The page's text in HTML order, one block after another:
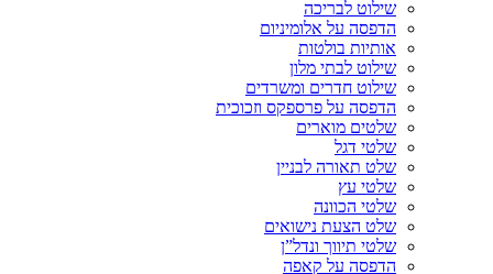
שילוט לבריכה
הדפסה על אלומיניום
אותיות בולטות
שילוט לבתי מלון
שילוט חדרים ומשרדים
הדפסה על פרספקס וזכוכית
שלטים מוארים
שלטי דגל
שלט תאורה לבניין
שלטי עץ
שלטי הכוונה
שלט הצעת נישואים
שלטי תיווך ונדל”ן
הדפסה על קאפה